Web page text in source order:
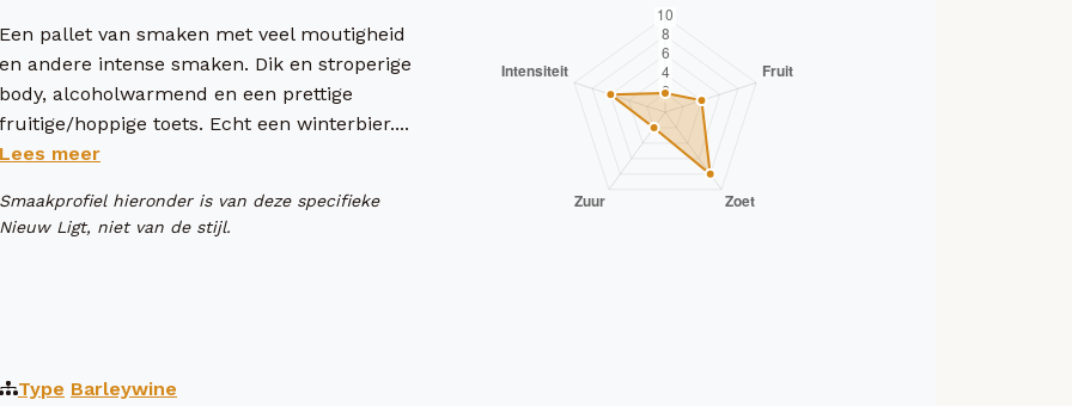
Een pallet van smaken met veel moutigheid
en andere intense smaken. Dik en stroperige
body, alcoholwarmend en een prettige
fruitige/hoppige toets. Echt een winterbier....
Lees meer
Smaakprofiel hieronder is van deze specifieke
Nieuw Ligt, niet van de stijl.
Type Barleywine